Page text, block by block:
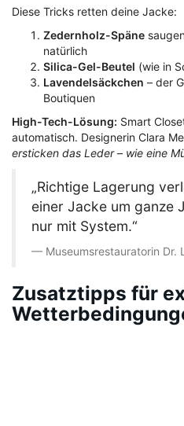
Diese Tricks retten deine Jacke:
Zedernholz-Späne
natürlich
Silica-Gel-Beutel (wie in
Lavendelsäckchen – der
Boutiquen
High-Tech-Lösung: Smart
automatisch. Designerin Clara
ersticken das Leder – wie eine
„Richtige Lagerung
einer Jacke um ganze
nur mit System.“
Museumsrestauratorin Dr.
Zusatztipps für